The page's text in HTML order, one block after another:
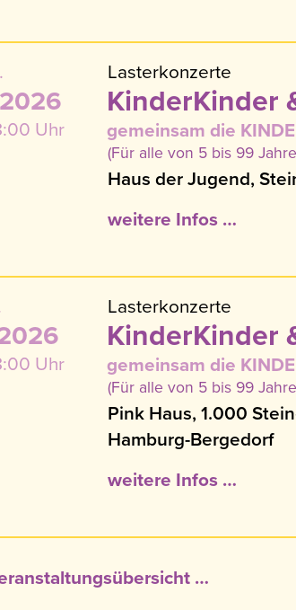
Uhr
Lasterkonzerte
KinderKinder
gemeinsam die
(Für alle von 5 bis 99
Haus der Jugend,
weitere Infos …
Uhr
Lasterkonzerte
KinderKinder
gemeinsam die
(Für alle von 5 bis 99
Pink Haus, 1.000
Hamburg-Bergedorf
weitere Infos …
…